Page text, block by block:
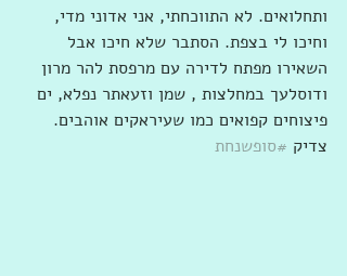
ותחלואים. לא התווכחתי, אני אדוני מדי,
וחיכו לי בצפת. הסתבר שלא חיכו אבל
השאירו מפתח לדירה עם מרפסת להר מרון
ודוסלעך במחלצות , שמן וזעאתר נפלא, ים
פיצוחים קפואים כמו שעיראקים אוהבים.
צדיק #סופשנחת